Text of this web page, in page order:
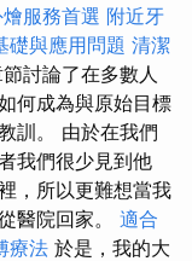
服務首選 附近牙
礎與應用問題 清潔
討論了在多數人
何成為與原始目標
訓。 由於在我們
我們很少見到他
，所以更難想當我
醫院回家。 適合
療法 於是，我的大